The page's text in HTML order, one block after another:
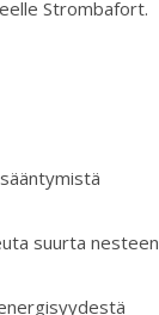
Strombafort.
suurta nesteen